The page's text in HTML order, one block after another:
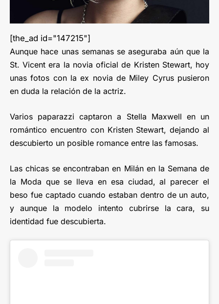
[the_ad id="147215"]
Aunque hace unas semanas se aseguraba aún que la
St. Vicent era la novia oficial de Kristen Stewart, hoy
unas fotos con la ex novia de Miley Cyrus pusieron
en duda la relación de la actriz.
Varios paparazzi captaron a Stella Maxwell en un
romántico encuentro con Kristen Stewart, dejando al
descubierto un posible romance entre las famosas.
Las chicas se encontraban en Milán en la Semana de
la Moda que se lleva en esa ciudad, al parecer el
beso fue captado cuando estaban dentro de un auto,
y aunque la modelo intento cubrirse la cara, su
identidad fue descubierta.